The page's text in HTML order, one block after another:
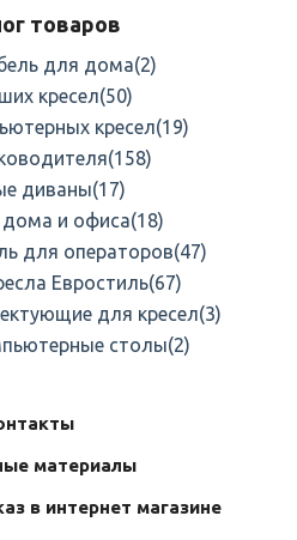
товаров
для дома(2)
кресел(50)
кресел(19)
(158)
диваны(17)
дома и офиса(18)
для операторов(47)
Евростиль(67)
для кресел(3)
столы(2)
материалы
в интернет магазине